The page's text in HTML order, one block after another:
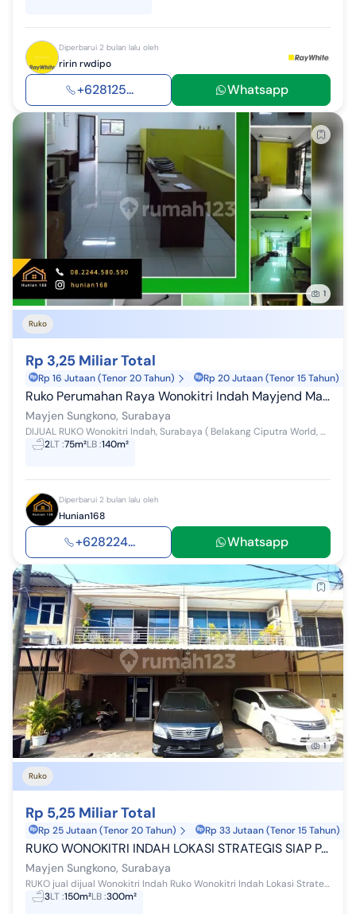
Diperbarui 2 bulan lalu oleh
ririn rwdipo
+628125... Whatsapp
1
Ruko
Rp 3,25 Miliar Total
Rp 16 Jutaan (Tenor 20 Tahun) Rp 20 Jutaan (Tenor 15 Tahun)
Ruko Perumahan Raya Wonokitri Indah Mayjend Mayjen Sungkono Surabaya Dukuh Pakis kupang barat
Mayjen Sungkono, Surabaya
DIJUAL RUKO Wonokitri Indah, Surabaya ( Belakang Ciputra World, Mayjend Sungkono, Surabaya ) Spesifikasi : - Luas Tanah 75 m² (5 x 15) - Luas Ban...
2LT:75m²LB:140m²
Diperbarui 2 bulan lalu oleh
Hunian168
+628224... Whatsapp
1
Ruko
Rp 5,25 Miliar Total
Rp 25 Jutaan (Tenor 20 Tahun) Rp 33 Jutaan (Tenor 15 Tahun)
RUKO WONOKITRI INDAH LOKASI STRATEGIS SIAP PAKAI
Mayjen Sungkono, Surabaya
RUKO jual dijual Wonokitri Indah Ruko Wonokitri Indah Lokasi Strategis Siap Pakai SURABAYA MAYJEN SUNGKONO
3LT:150m²LB:300m²